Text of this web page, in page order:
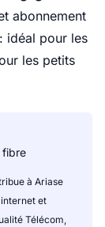
abonnement
: idéal pour les
les petits
fibre
à Ariase
et
Télécom,